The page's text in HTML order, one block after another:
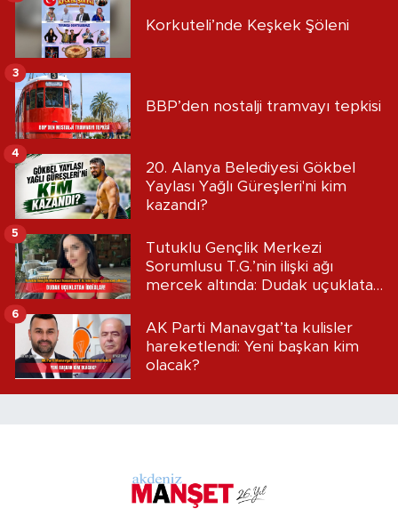
Korkuteli’nde Keşkek Şöleni
BBP’den nostalji tramvayı tepkisi
3
20. Alanya Belediyesi Gökbel
Yaylası Yağlı Güreşleri'ni kim
kazandı?
4
Tutuklu Gençlik Merkezi
Sorumlusu T.G.’nin ilişki ağı
mercek altında: Dudak uçuklatan
5
AK Parti Manavgat’ta kulisler
hareketlendi: Yeni başkan kim
olacak?
6